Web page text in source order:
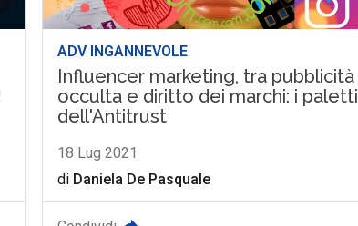
ADV INGANNEVOLE
Influencer marketing, tra pubblicità
occulta e diritto dei marchi: i paletti
dell'Antitrust
18 Lug 2021
di Daniela De Pasquale